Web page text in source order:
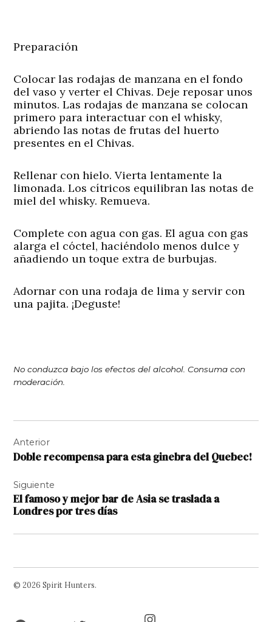
Preparación
Colocar las rodajas de manzana en el fondo
del vaso y verter el Chivas. Deje reposar unos
minutos. Las rodajas de manzana se colocan
primero para interactuar con el whisky,
abriendo las notas de frutas del huerto
presentes en el Chivas.
Rellenar con hielo. Vierta lentamente la
limonada. Los cítricos equilibran las notas de
miel del whisky. Remueva.
Complete con agua con gas. El agua con gas
alarga el cóctel, haciéndolo menos dulce y
añadiendo un toque extra de burbujas.
Adornar con una rodaja de lima y servir con
una pajita. ¡Deguste!
No conduzca bajo los efectos del alcohol. Consuma con
moderación.
de
entradas
Anterior
Doble recompensa para esta ginebra del Quebec!
Siguiente
El famoso y mejor bar de Asia se traslada a
Londres por tres días
© 2026 Spirit Hunters.